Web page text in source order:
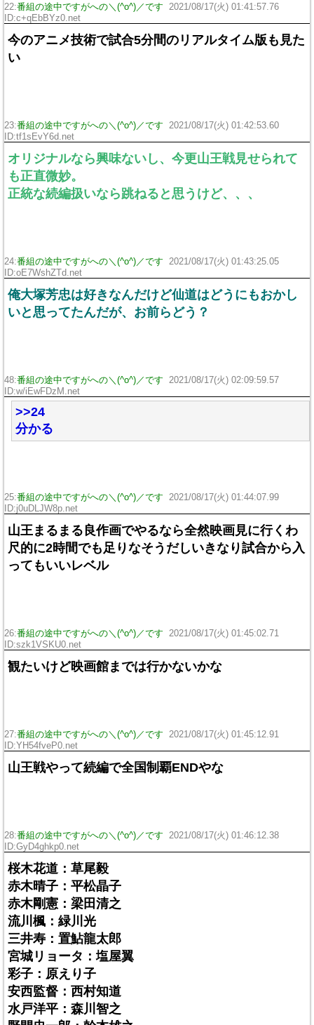
22:番組の途中ですがへの＼(^o^)／です
2021/08/17(火) 01:41:57.76
ID:c+qEbBYz0.net
今のアニメ技術で試合5分間のリアルタイム版も見た
い
23:番組の途中ですがへの＼(^o^)／です
2021/08/17(火) 01:42:53.60
ID:tf1sEvY6d.net
オリジナルなら興味ないし、今更山王戦見せられて
も正直微妙。
正統な続編扱いなら跳ねると思うけど、、、
24:番組の途中ですがへの＼(^o^)／です
2021/08/17(火) 01:43:25.05
ID:oE7WshZTd.net
俺大塚芳忠は好きなんだけど仙道はどうにもおかし
いと思ってたんだが、お前らどう？
48:番組の途中ですがへの＼(^o^)／です
2021/08/17(火) 02:09:59.57
ID:w/iEwFDzM.net
>>24
分かる
25:番組の途中ですがへの＼(^o^)／です
2021/08/17(火) 01:44:07.99
ID:j0uDLJW8p.net
山王まるまる良作画でやるなら全然映画見に行くわ
尺的に2時間でも足りなそうだしいきなり試合から入
ってもいいレベル
26:番組の途中ですがへの＼(^o^)／です
2021/08/17(火) 01:45:02.71
ID:szk1VSKU0.net
観たいけど映画館までは行かないかな
27:番組の途中ですがへの＼(^o^)／です
2021/08/17(火) 01:45:12.91
ID:YH54fveP0.net
山王戦やって続編で全国制覇ENDやな
28:番組の途中ですがへの＼(^o^)／です
2021/08/17(火) 01:46:12.38
ID:GyD4ghkp0.net
桜木花道：草尾毅
赤木晴子：平松晶子
赤木剛憲：梁田清之
流川楓：緑川光
三井寿：置鮎龍太郎
宮城リョータ：塩屋翼
彩子：原えり子
安西監督：西村知道
水戸洋平：森川智之